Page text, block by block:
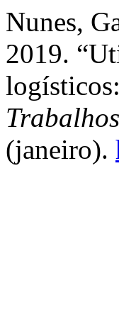
Nunes,
2019.
(janeiro).